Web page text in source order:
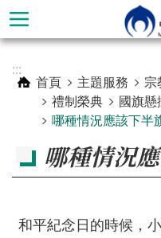
跳到主要內容區塊
階
:::
首頁
主題服務 宗
禮制榮典
國旗懸
哪種情況應該下半
哪種情況
和平紀念日的時候，